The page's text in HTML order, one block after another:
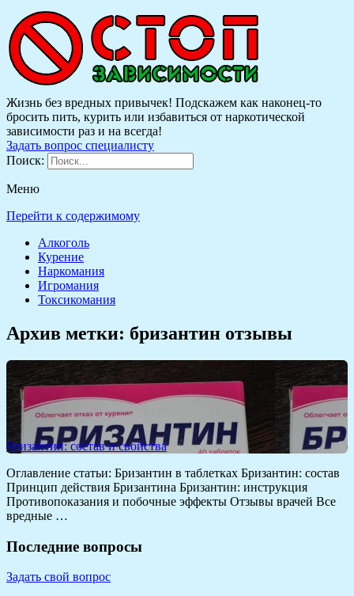
Жизнь без вредных привычек! Подскажем как наконец-то
бросить пить, курить или избавиться от наркотической
зависимости раз и на всегда!
Задать вопрос специалисту
Поиск:
Меню
Перейти к содержимому
Алкоголь
Курение
Наркомания
Игромания
Токсикомания
Архив метки: бризантин отзывы
Бризантин: состав и свойства
Оглавление статьи: Бризантин в таблетках Бризантин: состав
Принцип действия Бризантина Бризантин: инструкция
Противопоказания и побочные эффекты Отзывы врачей Все
вредные …
Последние вопросы
Задать свой вопрос